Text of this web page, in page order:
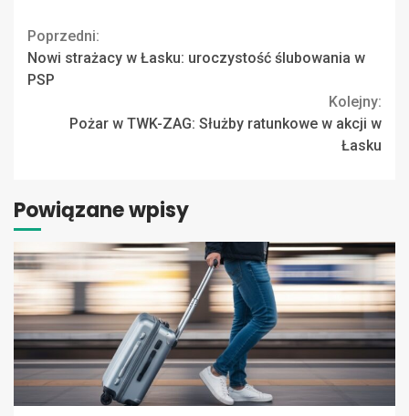
Continue
Reading
Poprzedni:
Nowi strażacy w Łasku: uroczystość ślubowania w
PSP
Kolejny:
Pożar w TWK-ZAG: Służby ratunkowe w akcji w
Łasku
Powiązane wpisy